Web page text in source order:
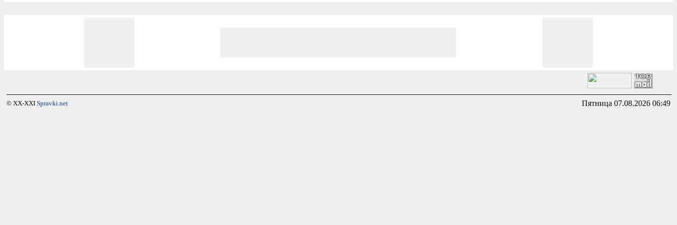
© XX-XXI Spravki.net Пятница 07.08.2026 06:49